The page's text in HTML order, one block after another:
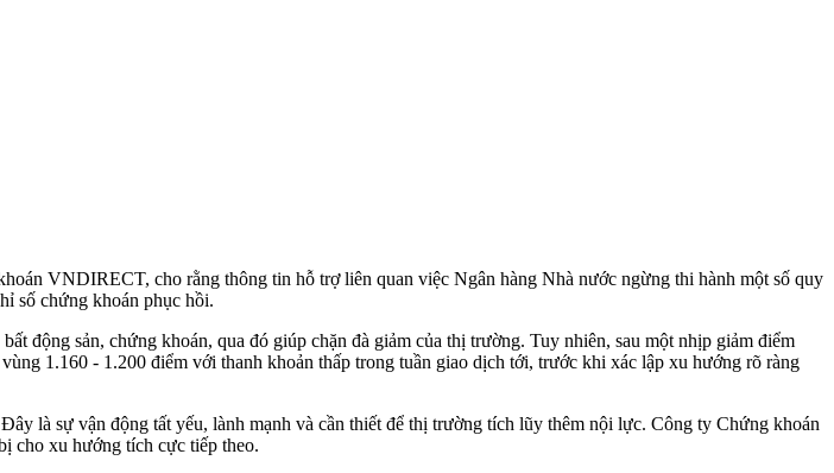
VNDIRECT, cho rằng thông tin hỗ trợ liên quan việc Ngân hàng Nhà nước ngừng thi hành một số quy
số chứng khoán phục hồi.
động sản, chứng khoán, qua đó giúp chặn đà giảm của thị trường. Tuy nhiên, sau một nhịp giảm điểm
1.160 - 1.200 điểm với thanh khoản thấp trong tuần giao dịch tới, trước khi xác lập xu hướng rõ ràng
là sự vận động tất yếu, lành mạnh và cần thiết để thị trường tích lũy thêm nội lực. Công ty Chứng khoán
cho xu hướng tích cực tiếp theo.